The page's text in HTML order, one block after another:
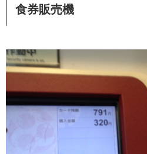
食券販売機